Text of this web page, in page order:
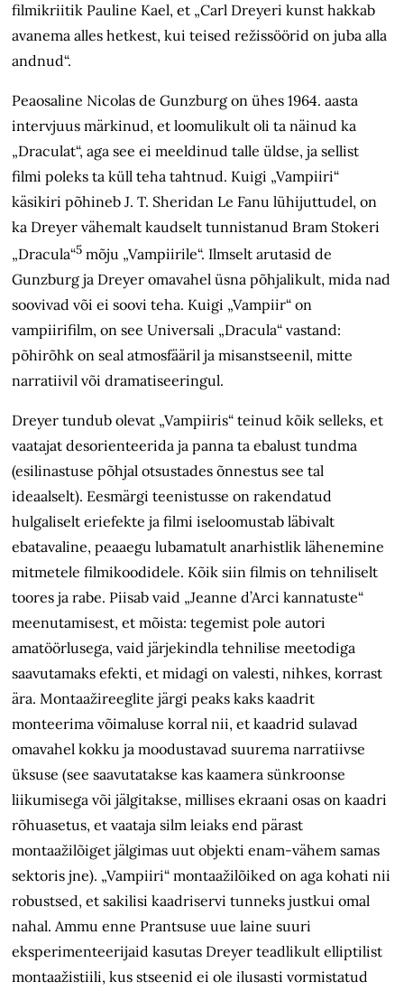
filmikriitik Pauline Kael, et „Carl Dreyeri kunst hakkab
avanema alles hetkest, kui teised režissöörid on juba alla
andnud“.
Peaosaline Nicolas de Gunzburg on ühes 1964. aasta
intervjuus märkinud, et loomulikult oli ta näinud ka
„Draculat“, aga see ei meeldinud talle üldse, ja sellist
filmi poleks ta küll teha tahtnud. Kuigi „Vampiiri“
käsikiri põhineb J. T. Sheridan Le Fanu lühijuttudel, on
ka Dreyer vähemalt kaudselt tunnistanud Bram Stokeri
„Dracula“5 mõju „Vampiirile“. Ilmselt arutasid de
Gunzburg ja Dreyer omavahel üsna põhjalikult, mida nad
soovivad või ei soovi teha. Kuigi „Vampiir“ on
vampiirifilm, on see Universali „Dracula“ vastand:
põhirõhk on seal atmosfääril ja misanstseenil, mitte
narratiivil või dramatiseeringul.
Dreyer tundub olevat „Vampiiris“ teinud kõik selleks, et
vaatajat des­orienteerida ja panna ta ebalust tundma
(esilinastuse põhjal otsustades õnnestus see tal
ideaalselt). Eesmärgi teenistusse on rakendatud
hulgaliselt eriefekte ja filmi iseloomustab läbivalt
ebatavaline, peaaegu lubamatult anarhistlik lähenemine
mitmetele filmikoodidele. Kõik siin filmis on tehniliselt
toores ja rabe. Piisab vaid „Jeanne d’Arci kannatuste“
meenutamisest, et mõista: tegemist pole autori
amatöörlusega, vaid järjekindla tehnilise meetodiga
saavutamaks efekti, et midagi on valesti, nihkes, korrast
ära. Montaažireeglite järgi peaks kaks kaadrit
monteerima võimaluse korral nii, et kaadrid sulavad
omavahel kokku ja moodustavad suurema narratiivse
üksuse (see saavutatakse kas kaamera sünkroonse
liikumisega või jälgitakse, millises ekraani osas on kaadri
rõhuasetus, et vaataja silm leiaks end pärast
montaažilõiget jälgimas uut objekti enam-vähem samas
sektoris jne). „Vampiiri“ montaažilõiked on aga kohati nii
robustsed, et sakilisi kaadriservi tunneks justkui omal
nahal. Ammu enne Prantsuse uue laine suuri
eksperimenteerijaid kasutas Dreyer teadlikult elliptilist
montaažistiili, kus stseenid ei ole ilusasti vormistatud